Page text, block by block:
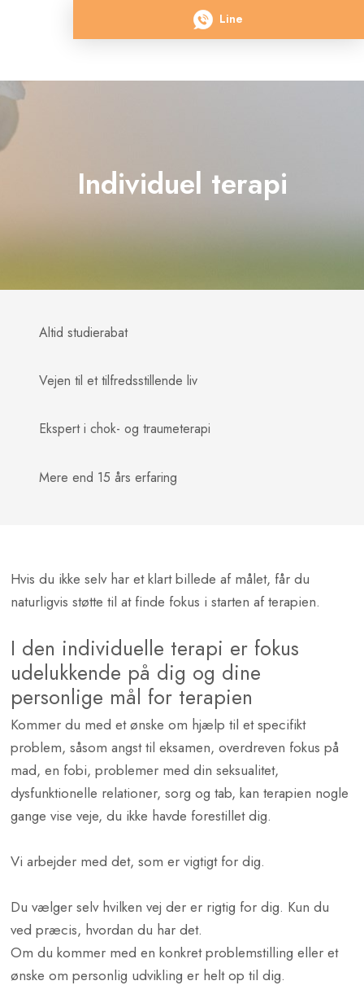
Line
Individuel terapi
Altid studierabat
Vejen til et tilfredsstillende liv
Ekspert i chok- og traumeterapi
Mere end 15 års erfaring
​Hvis du ikke selv har et klart billede af målet, får du
naturligvis støtte til at finde fokus i starten af terapien.​
I den individuelle terapi er fokus
udelukkende på dig og dine
personlige mål for terapien
​Kommer du med et ønske om hjælp til et specifikt
problem, såsom angst til eksamen, overdreven fokus på
mad, en fobi, problemer med din seksualitet,
dysfunktionelle relationer, sorg og tab, kan terapien nogle
gange vise veje, du ikke havde forestillet dig.
Vi arbejder med det, som er vigtigt for dig.
Du vælger selv hvilken vej der er rigtig for dig. Kun du
ved præcis, hvordan du har det.
Om du kommer med en konkret problemstilling eller et
ønske om personlig udvikling er helt op til dig.